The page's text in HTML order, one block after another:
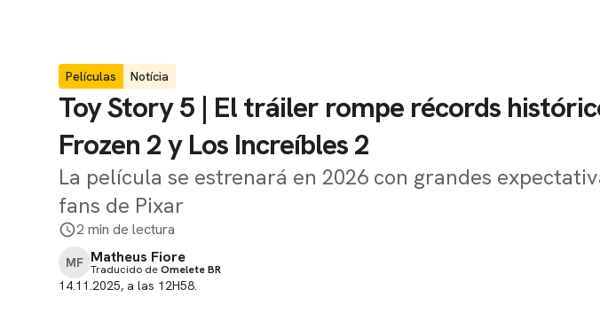
Películas Notícia
Toy Story 5 | El tráiler rompe récords
Frozen 2 y Los Increíbles 2
La película se estrenará en 2026 con grandes
fans de Pixar
2 min de lectura
MF Matheus Fiore
Traducido deOmelete BR
14.11.2025, a las 12H58.